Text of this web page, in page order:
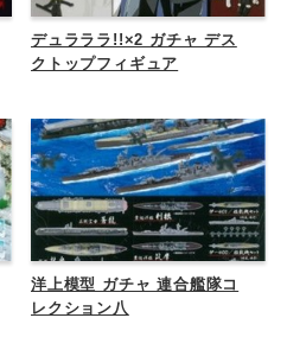
デュラララ!!×2 ガチャ デス
クトップフィギュア
洋上模型 ガチャ 連合艦隊コ
レクション八